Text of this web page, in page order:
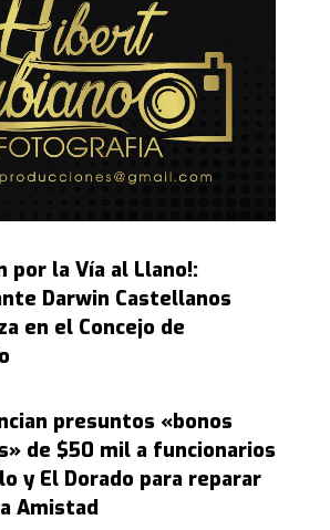
por la Vía al Llano!:
Darwin Castellanos
en el Concejo de
presuntos «bonos
de $50 mil a funcionarios
y El Dorado para reparar
Amistad